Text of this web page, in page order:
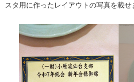
スタ用に作ったレイアウトの写真を載せ